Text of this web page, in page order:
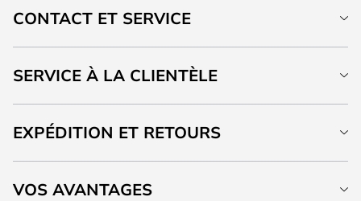
CONTACT ET SERVICE
SERVICE À LA CLIENTÈLE
EXPÉDITION ET RETOURS
VOS AVANTAGES